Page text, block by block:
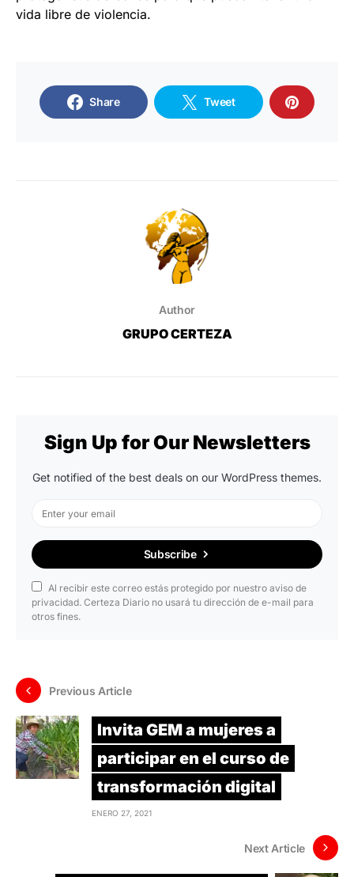
vida libre de violencia.
Share Tweet
Author
GRUPO CERTEZA
Sign Up for Our Newsletters
Get notified of the best deals on our WordPress themes.
Subscribe
Al recibir este correo estás protegido por nuestro aviso de
privacidad. Certeza Diario no usará tu dirección de e-mail para
otros fines.
Previous Article
Invita GEM a mujeres a
participar en el curso de
transformación digital
ENERO 27, 2021
Next Article